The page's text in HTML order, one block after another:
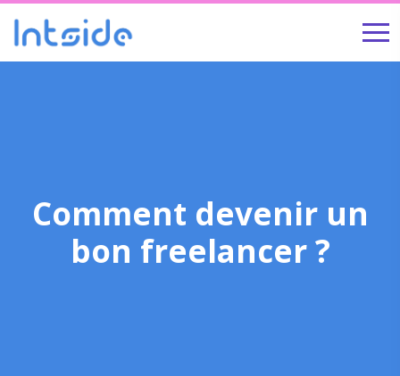
Comment devenir un
bon freelancer ?